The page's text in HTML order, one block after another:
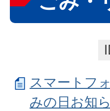
スマートフ
みの日お知